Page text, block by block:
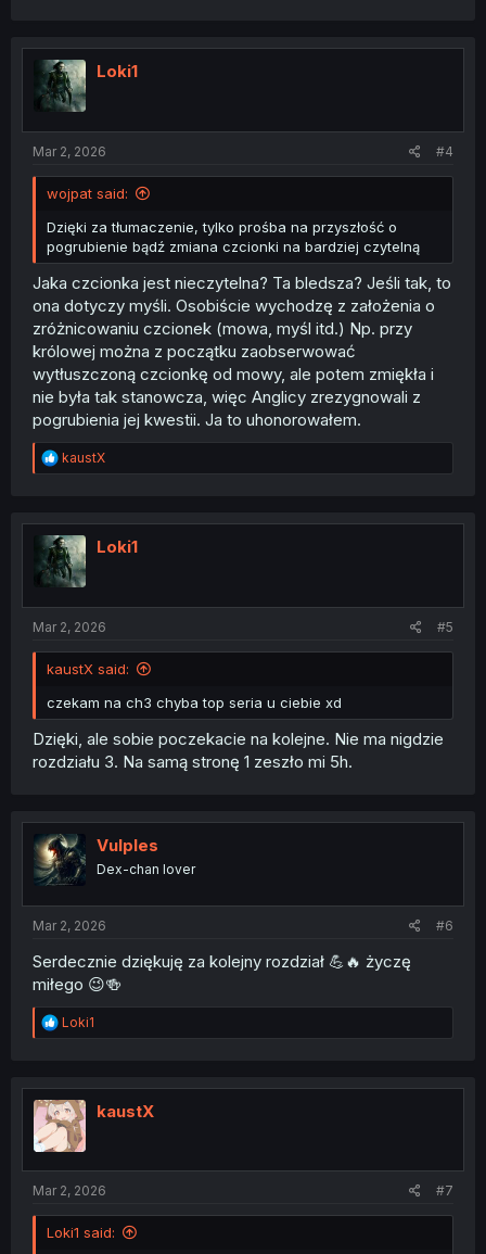
Loki1
Mar 2, 2026 #4
wojpat said:
Dzięki za tłumaczenie, tylko prośba na przyszłość o
pogrubienie bądź zmiana czcionki na bardziej czytelną
Jaka czcionka jest nieczytelna? Ta bledsza? Jeśli tak, to
ona dotyczy myśli. Osobiście wychodzę z założenia o
zróżnicowaniu czcionek (mowa, myśl itd.) Np. przy
królowej można z początku zaobserwować
wytłuszczoną czcionkę od mowy, ale potem zmiękła i
nie była tak stanowcza, więc Anglicy zrezygnowali z
pogrubienia jej kwestii. Ja to uhonorowałem.
R
e
t
i
o
n
kaustX
Loki1
Mar 2, 2026 #5
kaustX said:
czekam na ch3 chyba top seria u ciebie xd
Dzięki, ale sobie poczekacie na kolejne. Nie ma nigdzie
rozdziału 3. Na samą stronę 1 zeszło mi 5h.
Vulples
Dex-chan lover
Mar 2, 2026 #6
Serdecznie dziękuję za kolejny rozdział 💪🔥 życzę
miłego 😉🍻
R
e
t
i
o
n
Loki1
kaustX
Mar 2, 2026 #7
Loki1 said: